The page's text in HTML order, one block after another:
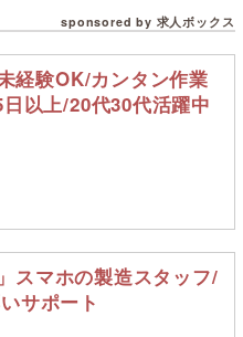
sponsored by 求人ボックス
経験OK/カンタン作業
以上/20代30代活躍中
スマホの製造スタッフ/
サポート